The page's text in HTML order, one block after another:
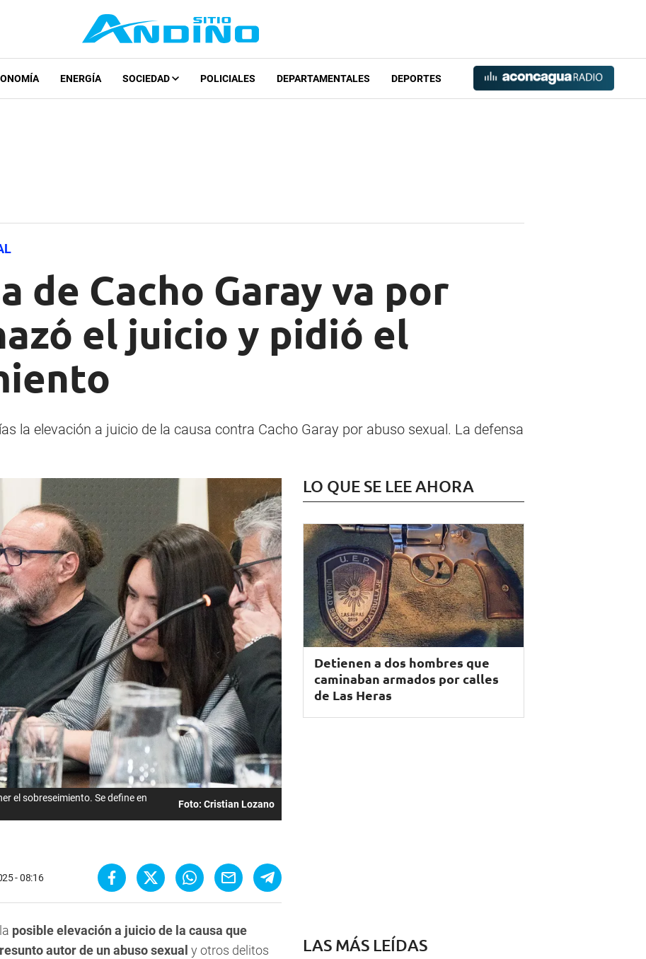
ENERGÍA SOCIEDAD POLICIALES DEPARTAMENTALES DEPORTES
de Cacho Garay va por
el juicio y pidió el
la elevación a juicio de la causa contra Cacho Garay por abuso sexual. La defensa
el sobreseimiento. Se define en
Foto: Cristian Lozano
- 08:16
posible elevación a juicio de la causa que
autor de un abuso sexual y otros delitos
LO QUE SE LEE AHORA
Detienen a dos hombres que
caminaban armados por calles
de Las Heras
LAS MÁS LEÍDAS